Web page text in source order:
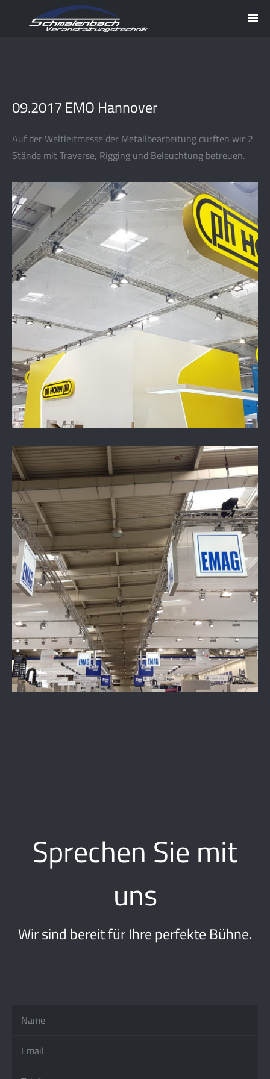
09.2017 EMO Hannover
Auf der Weltleitmesse der Metallbearbeitung durften wir 2
Stände mit Traverse, Rigging und Beleuchtung betreuen.
Sprechen Sie mit
uns
Wir sind bereit für Ihre perfekte Bühne.